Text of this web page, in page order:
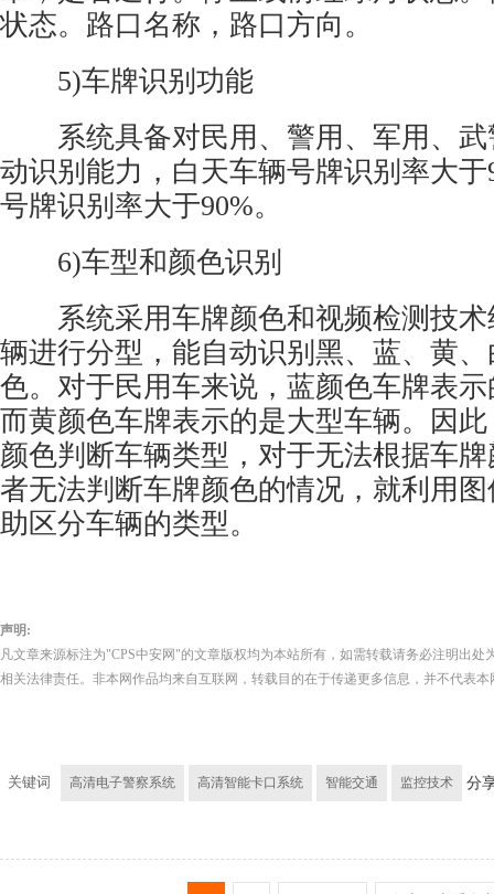
状态。路口名称，路口方向。
5)车牌识别功能
系统具备对民用、警用、军用、武
动识别能力，白天车辆号牌识别率大
号牌识别率大于90%。
6)车型和颜色识别
系统采用车牌颜色和视频检测技术
辆进行分型，能自动识别黑、蓝、黄
色。对于民用车来说，蓝颜色车牌表
而黄颜色车牌表示的是大型车辆。因
颜色判断车辆类型，对于无法根据车
者无法判断车牌颜色的情况，就利用
助区分车辆的类型。
声明:
凡文章来源标注为"CPS中安网"的文章版权均为本站所有，如需转载请务必注明出处
相关法律责任。非本网作品均来自互联网，转载目的在于传递更多信息，并不代表
关键词 高清电子警察系统 高清智能卡口系统 智能交通 监控技术 分